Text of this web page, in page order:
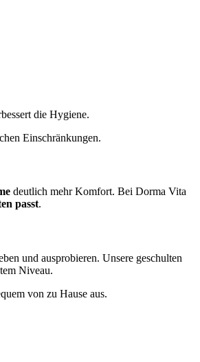
die Hygiene.
Einschränkungen.
deutlich mehr Komfort. Bei Dorma Vita
passt.
und ausprobieren. Unsere geschulten
Niveau.
von zu Hause aus.